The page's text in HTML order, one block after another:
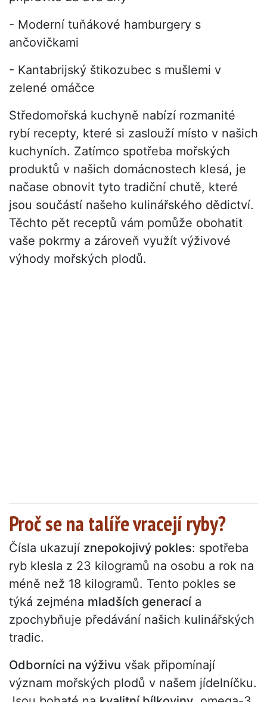
- Moderní tuňákové hamburgery s
ančovičkami
- Kantabrijský štikozubec s mušlemi v
zelené omáčce
Středomořská kuchyně nabízí rozmanité
rybí recepty, které si zaslouží místo v našich
kuchyních. Zatímco spotřeba mořských
produktů v našich domácnostech klesá, je
načase obnovit tyto tradiční chutě, které
jsou součástí našeho kulinářského dědictví.
Těchto pět receptů vám pomůže obohatit
vaše pokrmy a zároveň využít výživové
výhody mořských plodů.
Proč se na talíře vracejí ryby?
Čísla ukazují znepokojivý pokles: spotřeba
ryb klesla z 23 kilogramů na osobu a rok na
méně než 18 kilogramů. Tento pokles se
týká zejména mladších generacía
zpochybňuje předávání našich kulinářských
tradic.
Odborníci na výživu však připomínají
význam mořských plodů v našem jídelníčku.